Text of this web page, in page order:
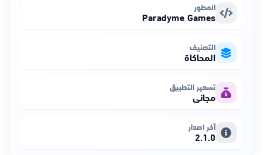
المطور
Paradyme Games
التصنيف
المحاكاة
تسعير التطبيق
مجاني
آخر اصدار
2.1.0